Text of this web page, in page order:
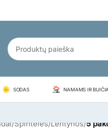
SODAS NAMAMS IR
/Spintelės/Lentynos/5